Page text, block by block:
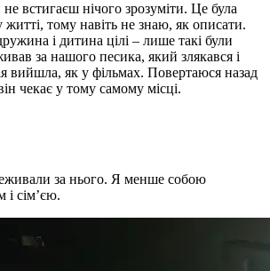
встигаєш нічого зрозуміти. Це була
тому навіть не знаю, як описати.
і дитина цілі – лише такі були
за нашого песика, який злякався і
вийшла, як у фільмах. Повертаюся назад
чекає у тому самому місці.
за нього. Я менше собою
і сім’єю.